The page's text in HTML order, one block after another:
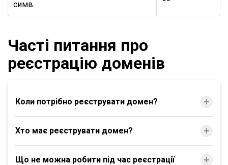
симв.
Часті питання про
реєстрацію доменів
Коли потрібно реєструвати домен?
Хто має реєструвати домен?
Що не можна робити під час реєстрації